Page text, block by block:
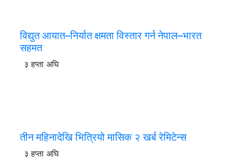
विद्युत आयात–निर्यात क्षमता विस्तार गर्न नेपाल–भारत
सहमत
३ हप्ता अघि
तीन महिनादेखि भित्रियो मासिक २ खर्ब रेमिटेन्स
३ हप्ता अघि